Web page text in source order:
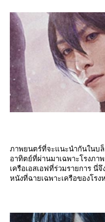
ภาพยนตร์ที่จะแนะนำกันในบ
อาทิตย์ที่ผ่านมาเฉพาะโรงภา
เครือเอสเอฟที่ร่วมรายการ นี่
หนังที่ฉายเฉพาะเครือของโรง